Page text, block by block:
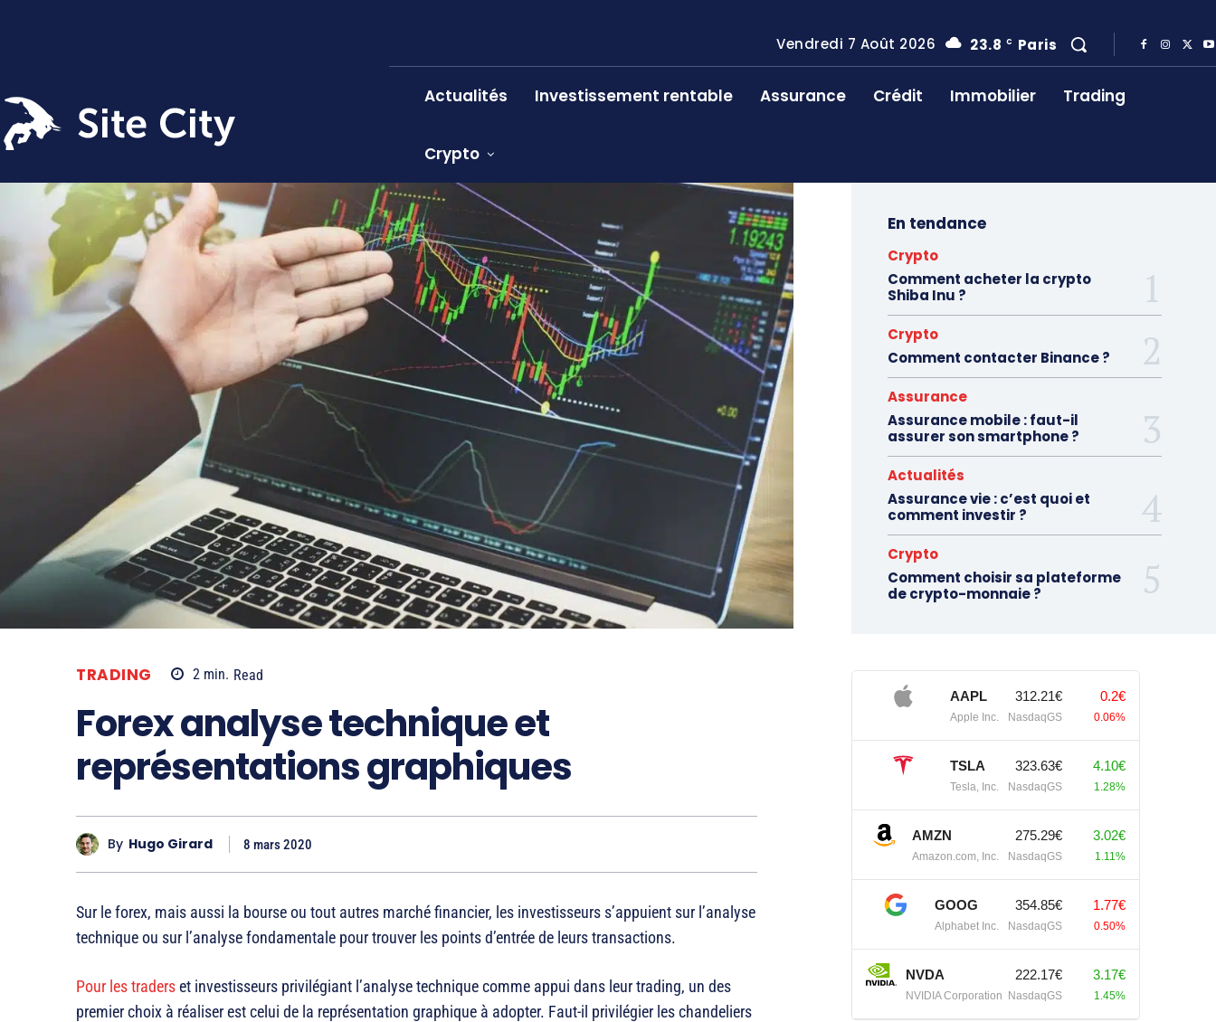
Vendredi 7 Août 2026 23.8 C Paris
Actualités Investissement rentable Assurance Crédit Immobilier Trading
Crypto
TRADING 2min. Read
Forex analyse technique et
représentations graphiques
By Hugo Girard 8 mars 2020
Sur le forex, mais aussi la bourse ou tout autres marché financier, les investisseurs s’appuient sur l’analyse
technique ou sur l’analyse fondamentale pour trouver les points d’entrée de leurs transactions.
Pour les traderset investisseurs privilégiant l’analyse technique comme appui dans leur trading, un des
premier choix à réaliser est celui de la représentation graphique à adopter. Faut-il privilégier les chandeliers
En tendance
Crypto
Comment acheter la crypto
Shiba Inu ?
Crypto
Comment contacter Binance ?
Assurance
Assurance mobile : faut-il
assurer son smartphone ?
Actualités
Assurance vie : c’est quoi et
comment investir ?
Crypto
Comment choisir sa plateforme
de crypto-monnaie ?
AAPL
Apple Inc.
312.21€
NasdaqGS
0.2€
0.06%
TSLA
Tesla, Inc.
323.63€
NasdaqGS
4.10€
1.28%
AMZN
Amazon.com, Inc.
275.29€
NasdaqGS
3.02€
1.11%
GOOG
Alphabet Inc.
354.85€
NasdaqGS
1.77€
0.50%
NVDA
NVIDIA Corporation
222.17€
NasdaqGS
3.17€
1.45%